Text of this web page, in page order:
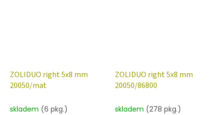
ZOLIDUO right 5x8 mm
20050/mat
skladem (6 pkg.)
ZOLIDUO right 5x8 mm
20050/86800
skladem (278 pkg.)